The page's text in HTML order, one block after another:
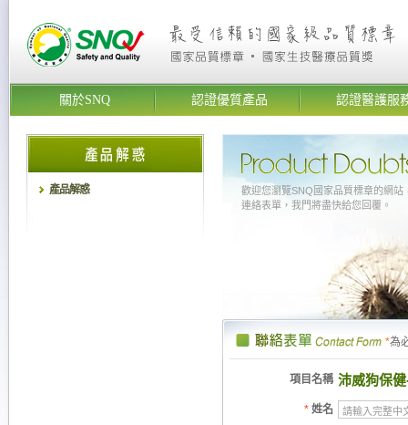
關於SNQ 認證優質產品 認證醫護服
產品解惑
歡迎您瀏覽SNQ國家品質標章的網
連絡表單，我門將盡快給您回覆。
*為
項目名稱 沛威狗保
* 姓名